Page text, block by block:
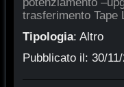
trasferimento Tape
Tipologia: Altro
Pubblicato il: 30/